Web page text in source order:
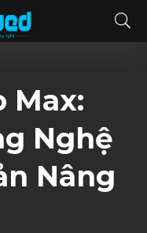
Max:
Nghệ
Nâng